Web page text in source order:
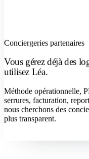
Conciergeries partenaires
Vous gérez déjà des
utilisez Léa.
Méthode opérationnelle,
serrures, facturation,
nous cherchons des
plus transparent.